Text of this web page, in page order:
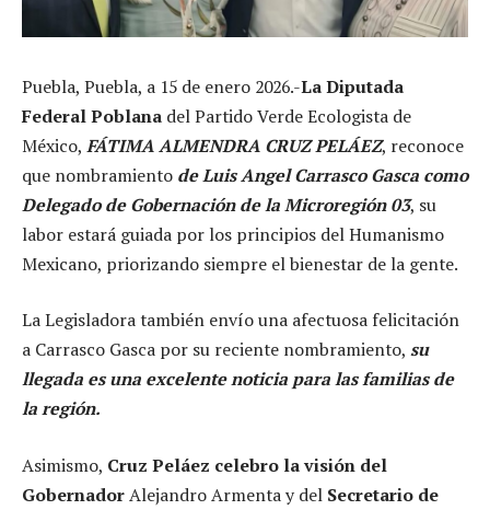
Puebla, Puebla, a 15 de enero 2026.-La Diputada
Federal Poblana del Partido Verde Ecologista de
México, FÁTIMA ALMENDRA CRUZ PELÁEZ, reconoce
que nombramiento de Luis Angel Carrasco Gasca como
Delegado de Gobernación de la Microregión 03, su
labor estará guiada por los principios del Humanismo
Mexicano, priorizando siempre el bienestar de la gente.
La Legisladora también envío una afectuosa felicitación
a Carrasco Gasca por su reciente nombramiento, su
llegada es una excelente noticia para las familias de
la región.
Asimismo, Cruz Peláez celebro la visión del
GobernadorAlejandro Armenta y del Secretario de